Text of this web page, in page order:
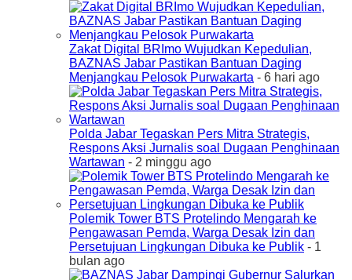
Zakat Digital BRImo Wujudkan Kepedulian,
BAZNAS Jabar Pastikan Bantuan Daging
Menjangkau Pelosok Purwakarta - 6 hari ago
Polda Jabar Tegaskan Pers Mitra Strategis,
Respons Aksi Jurnalis soal Dugaan Penghinaan
Wartawan - 2 minggu ago
Polemik Tower BTS Protelindo Mengarah ke
Pengawasan Pemda, Warga Desak Izin dan
Persetujuan Lingkungan Dibuka ke Publik - 1
bulan ago